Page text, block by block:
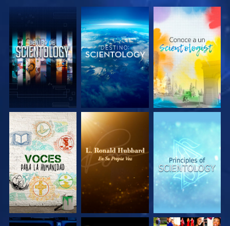
EXPLORA LAS
SERIES
EXPLORA LAS
SERIES
EXPLORA LAS
SERIES